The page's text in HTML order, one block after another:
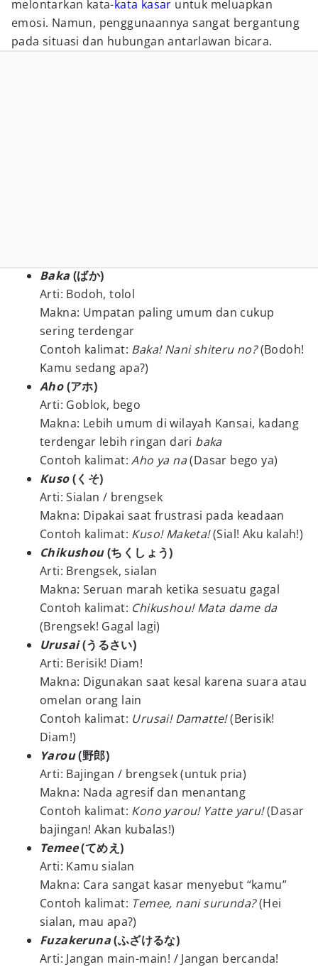
melontarkan kata-kata kasar untuk meluapkan
emosi. Namun, penggunaannya sangat bergantung
pada situasi dan hubungan antarlawan bicara.
Baka (ばか)
Arti: Bodoh, tolol
Makna: Umpatan paling umum dan cukup
sering terdengar
Contoh kalimat: Baka! Nani shiteru no?(Bodoh!
Kamu sedang apa?)
Aho(アホ)
Arti: Goblok, bego
Makna: Lebih umum di wilayah Kansai, kadang
terdengar lebih ringan dari baka
Contoh kalimat:Aho ya na(Dasar bego ya)
Kuso(くそ)
Arti: Sialan / brengsek
Makna: Dipakai saat frustrasi pada keadaan
Contoh kalimat: Kuso! Maketa!(Sial! Aku kalah!)
Chikushou(ちくしょう)
Arti: Brengsek, sialan
Makna: Seruan marah ketika sesuatu gagal
Contoh kalimat: Chikushou! Mata dame da
(Brengsek! Gagal lagi)
Urusai(うるさい)
Arti: Berisik! Diam!
Makna: Digunakan saat kesal karena suara atau
omelan orang lain
Contoh kalimat: Urusai! Damatte!(Berisik!
Diam!)
Yarou(野郎)
Arti: Bajingan / brengsek (untuk pria)
Makna: Nada agresif dan menantang
Contoh kalimat: Kono yarou! Yatte yaru!(Dasar
bajingan! Akan kubalas!)
Temee(てめえ)
Arti: Kamu sialan
Makna: Cara sangat kasar menyebut “kamu”
Contoh kalimat: Temee, nani surunda?(Hei
sialan, mau apa?)
Fuzakeruna(ふざけるな)
Arti: Jangan main-main! / Jangan bercanda!